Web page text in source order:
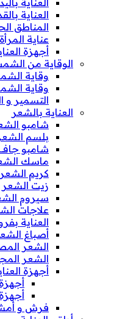
العناية
المناطق
عناية
أجهزة
الوقاية من
وقاية
وقاية
التسمير و
العناية بالشعر
شامبو
بلسم
شامبو
ماسك
كريم الشعر
زيت الشعر
سيروم
علاجات
العناية
أصباغ
الشعر
الشعر
أجهزة
فرش و